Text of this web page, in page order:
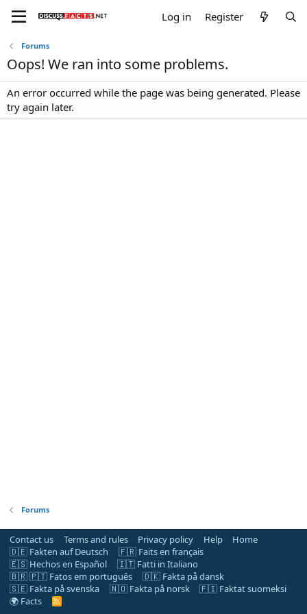
Log in Register
Forums
Oops! We ran into some problems.
An error occurred while the page was being generated. Please
try again later.
Forums
Contact us Terms and rules Privacy policy Help
Home
🇩🇪 Fakten auf Deutsch
🇫🇷 Faits en français
🇪🇸 Hechos en Español
🇮🇹 Fatti in Italiano
🇧🇷 🇵🇹 Fatos em português
🇩🇰 Fakta på dansk
🇸🇪 Fakta på svenska
🇳🇴 Fakta på norsk
🇫🇮 Faktat suomeksi
🌍 Facts
R